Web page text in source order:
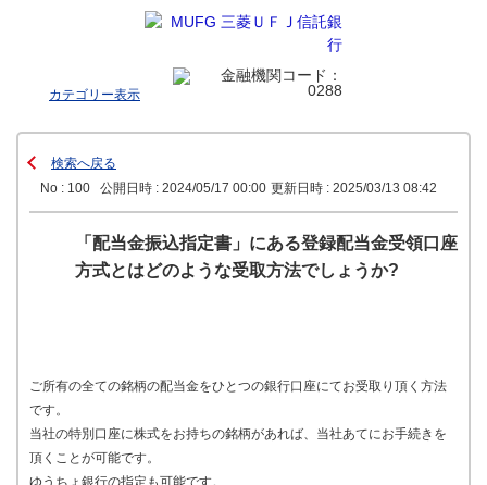
カテゴリー表示
検索へ戻る
No : 100
公開日時 : 2024/05/17 00:00 更新日時 : 2025/03/13 08:42
「配当金振込指定書」にある登録配当金受領口座
方式とはどのような受取方法でしょうか?
ご所有の全ての銘柄の配当金をひとつの銀行口座にてお受取り頂く方法
です。
当社の特別口座に株式をお持ちの銘柄があれば、当社あてにお手続きを
頂くことが可能です。
ゆうちょ銀行の指定も可能です。